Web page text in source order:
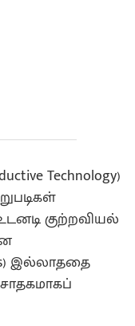
Technology)
குற்றவியல்
இல்லாததை